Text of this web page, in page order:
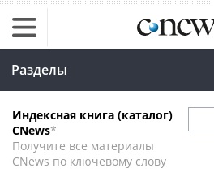
Разделы
Индексная книга (каталог)
CNews*
Получите все материалы
CNews по ключевому слову